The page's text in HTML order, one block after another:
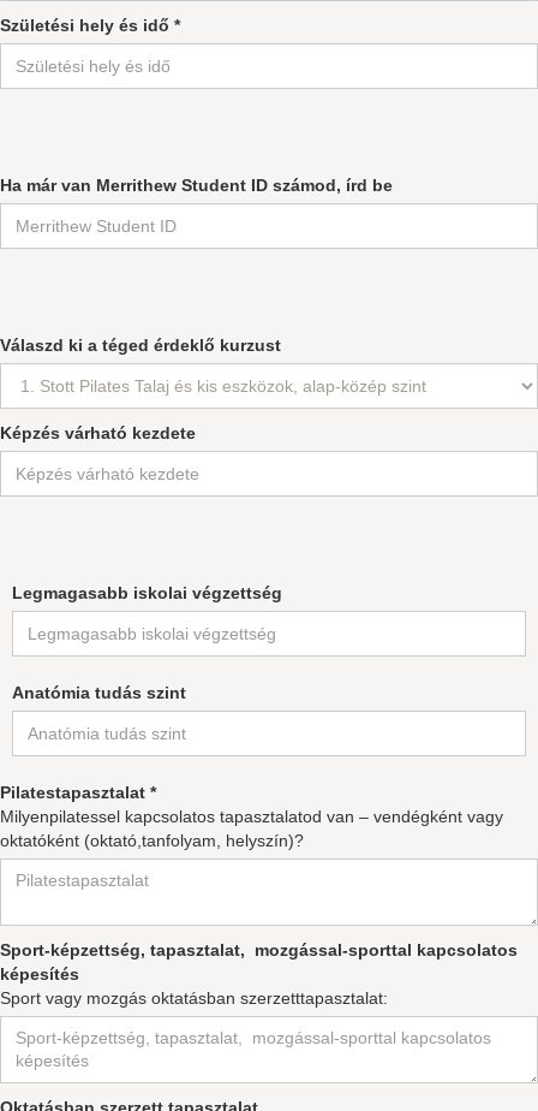
Születési hely és idő *
Ha már van Merrithew Student ID számod, írd be
Válaszd ki a téged érdeklő kurzust
Képzés várható kezdete
Legmagasabb iskolai végzettség
Anatómia tudás szint
Pilatestapasztalat *
Milyenpilatessel kapcsolatos tapasztalatod van – vendégként vagy
oktatóként (oktató,tanfolyam, helyszín)?
Sport-képzettség, tapasztalat, mozgással-sporttal kapcsolatos
képesítés
Sport vagy mozgás oktatásban szerzetttapasztalat:
Oktatásban szerzett tapasztalat